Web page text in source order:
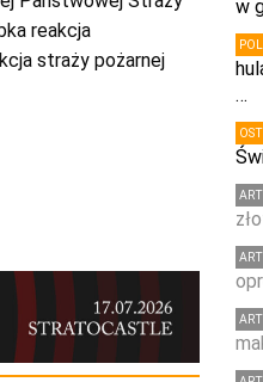
reakcja
straży pożarnej
w
…